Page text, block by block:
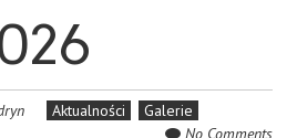
Aktualności
Galerie
No Comments